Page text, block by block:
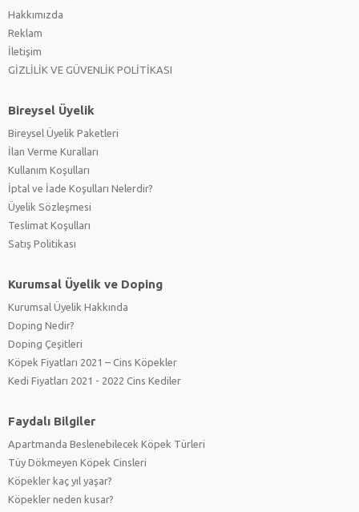
Hakkımızda
Reklam
İletişim
GİZLİLİK VE GÜVENLİK POLİTİKASI
Bireysel Üyelik
Bireysel Üyelik Paketleri
İlan Verme Kuralları
Kullanım Koşulları
İptal ve İade Koşulları Nelerdir?
Üyelik Sözleşmesi
Teslimat Koşulları
Satış Politikası
Kurumsal Üyelik ve Doping
Kurumsal Üyelik Hakkında
Doping Nedir?
Doping Çeşitleri
Köpek Fiyatları 2021 – Cins Köpekler
Kedi Fiyatları 2021 - 2022 Cins Kediler
Faydalı Bilgiler
Apartmanda Beslenebilecek Köpek Türleri
Tüy Dökmeyen Köpek Cinsleri
Köpekler kaç yıl yaşar?
Köpekler neden kusar?